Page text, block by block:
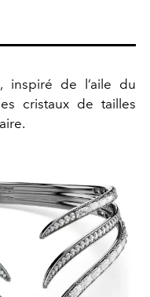
, inspiré de l’aile du
cristaux de tailles